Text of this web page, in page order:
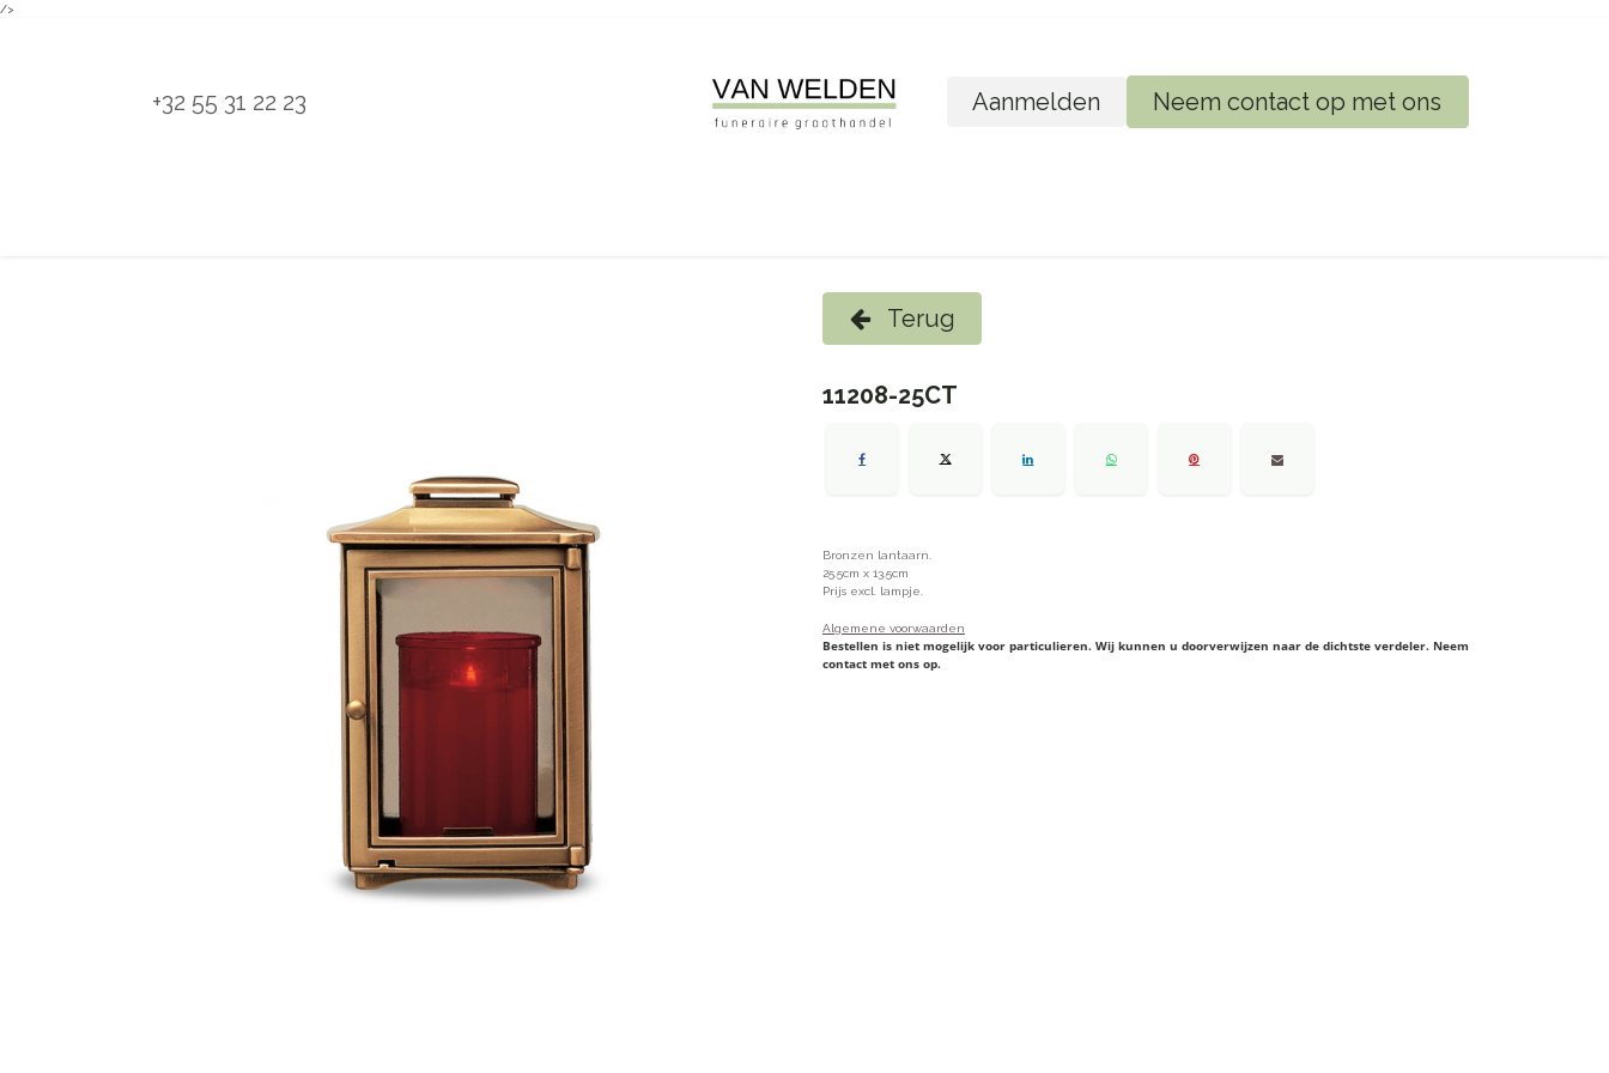
/>
+32 55 31 22 23 Aanmelden Neem contact op met ons
Terug
11208-25CT
Bronzen lantaarn.
25.5cm x 13.5cm
Prijs excl. lampje.
Algemene voorwaarden
Bestellen is niet mogelijk voor particulieren. Wij kunnen u doorverwijzen naar de dichtste verdeler. Neem
contact met ons op.